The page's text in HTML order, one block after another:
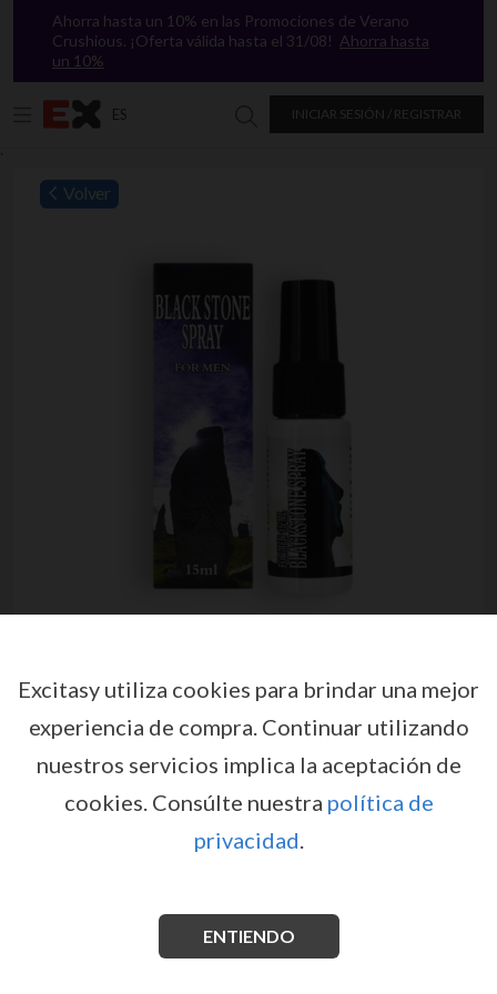
`
Ahorra hasta un 10% en las Promociones de Verano
Crushious. ¡Oferta válida hasta el 31/08! Ahorra hasta
un 10%
ES INICIAR SESIÓN / REGISTRAR
Buscar en Excitasy
Volver
SPRAY RETARDANTE BLACK
STONE 15ML
el orgasmo, contribuye a mejorar el rendimiento.
Excitasy utiliza cookies para brindar una mejor
experiencia de compra.Continuar utilizando
nuestros servicios implica la aceptación de
cookies.Consúlte nuestra política de
privacidad.
ENTIENDO